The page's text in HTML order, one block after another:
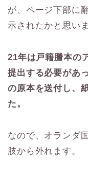
が、ページ下部に
示されたかと思いま
21年は戸籍謄本の
提出する必要があ
の原本を送付し、
た。
なので、オランダ
肢から外れます。